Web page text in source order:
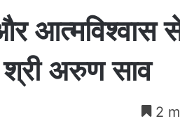
आत्मविश्वास
अरुण साव
2